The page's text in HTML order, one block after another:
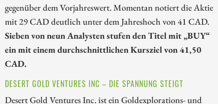
gegenüber dem Vorjahreswert. Momentan notiert die Aktie
mit 29 CAD deutlich unter dem Jahreshoch von 41 CAD.
Sieben von neun Analysten stufen den Titel mit „BUY“
ein mit einem durchschnittlichen Kursziel von 41,50
CAD.
DESERT GOLD VENTURES INC – DIE SPANNUNG STEIGT
Desert Gold Ventures Inc. ist ein Goldexplorations- und